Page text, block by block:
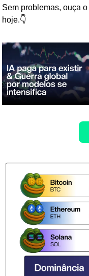
Sem problemas, ouça o
hoje.👇